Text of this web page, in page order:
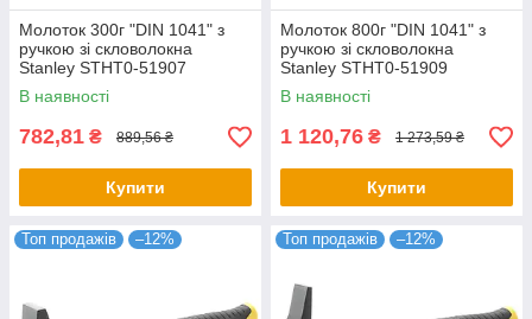
Молоток 300г "DIN 1041" з
ручкою зі скловолокна
Stanley STHT0-51907
В наявності
782,81 ₴ 889,56 ₴
Купити
Молоток 800г "DIN 1041" з
ручкою зі скловолокна
Stanley STHT0-51909
В наявності
1 120,76 ₴ 1 273,59 ₴
Купити
Топ продажів –12% Топ продажів –12%